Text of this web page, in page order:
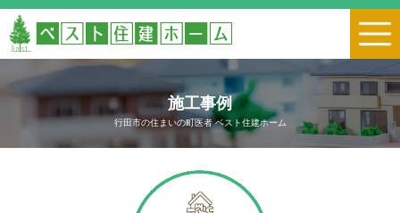
施工事例
行田市の住まいの町医者 ベスト住建ホーム